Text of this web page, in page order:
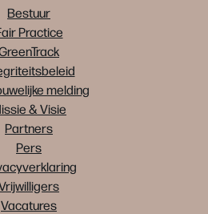
Bestuur
Practice
melding
& Visie
Partners
Pers
Vacatures